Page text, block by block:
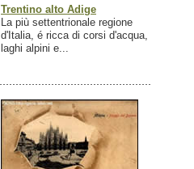
Trentino alto Adige
La più settentrionale regione
d'Italia, é ricca di corsi d'acqua,
laghi alpini e...